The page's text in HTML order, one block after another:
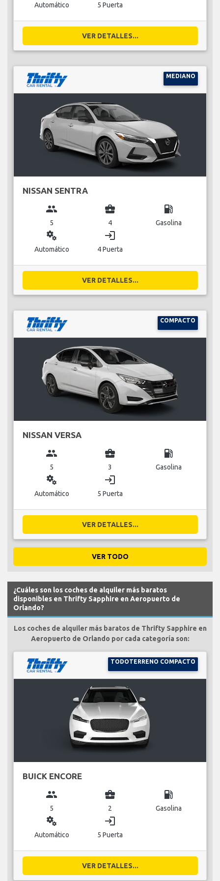
Automático 5 Puerta
VER DETALLES...
MEDIANO
NISSAN SENTRA
group
5
business_center
4
local_gas_station
Gasolina
miscellaneous_services
Automático
login
4 Puerta
VER DETALLES...
COMPACTO
NISSAN VERSA
group
5
business_center
3
local_gas_station
Gasolina
miscellaneous_services
Automático
login
5 Puerta
VER DETALLES...
VER TODO
¿Cuáles son los coches de alquiler más baratos
disponibles en Thrifty Sapphire en Aeropuerto de
Orlando?
Los coches de alquiler más baratos de Thrifty Sapphire en
Aeropuerto de Orlando por cada categoría son:
TODOTERRENO COMPACTO
BUICK ENCORE
group
5
business_center
2
local_gas_station
Gasolina
miscellaneous_services
Automático
login
5 Puerta
VER DETALLES...